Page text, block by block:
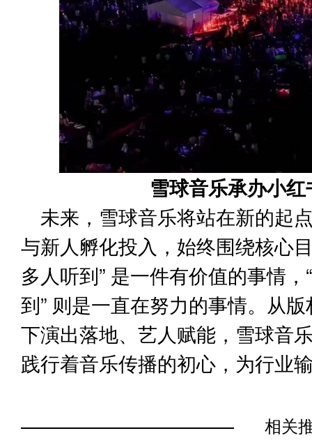
雪球音乐承办小
未来，雪球音乐将站在新的起
与新人孵化投入，始终围绕核心
多人听到” 是一件有价值的事情
到” 则是一直在努力的事情。从
下演出落地、艺人赋能，雪球音
践行着音乐传播的初心，为行业
相关